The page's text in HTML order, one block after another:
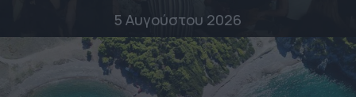
5 Αυγούστου 2026